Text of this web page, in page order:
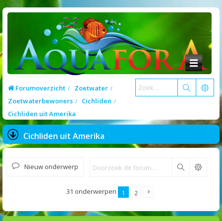
Forumoverzicht
Zoetwater
Zoetwaterbewoners
Cichliden
Cichliden uit Amerika
Cichliden uit Amerika
Nieuw onderwerp Zoek
31 onderwerpen 1 2